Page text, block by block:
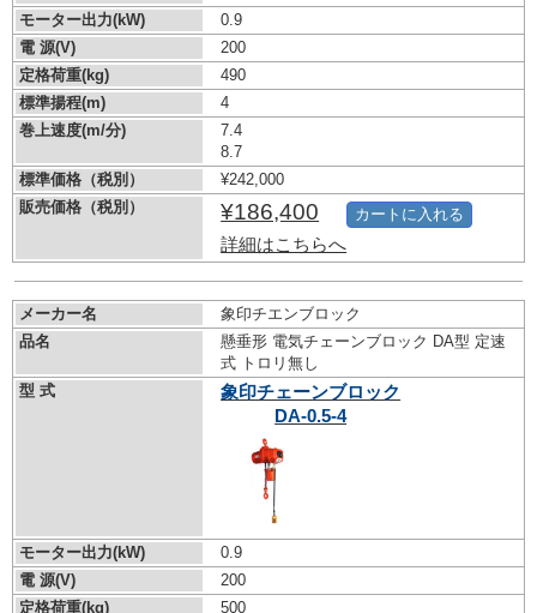
モーター出力(kW)
0.9
電 源(V)
200
定格荷重(kg)
490
標準揚程(m)
4
巻上速度(m/分)
7.4
8.7
標準価格（税別）
¥242,000
販売価格（税別）
¥186,400
詳細はこちらへ
カートに入れる
メーカー名
象印チエンブロック
品名
懸垂形 電気チェーンブロック DA型 定速
式 トロリ無し
型 式
象印チェーンブロック
DA-0.5-4
モーター出力(kW)
0.9
電 源(V)
200
定格荷重(kg)
500